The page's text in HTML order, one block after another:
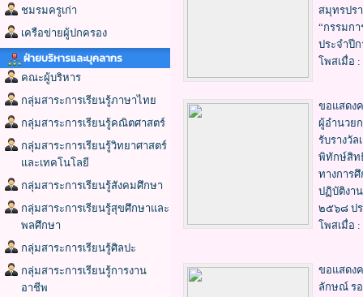
ชมรมครูเก่า
เครือข่ายผู้ปกครอง
ฝ่ายบริหารและบุคลากร
คณะผู้บริหาร
กลุ่มสาระการเรียนรู้ภาษาไทย
กลุ่มสาระการเรียนรู้คณิตศาสตร์
กลุ่มสาระการเรียนรู้วิทยาศาสตร์
และเทคโนโลยี
กลุ่มสาระการเรียนรู้สังคมศึกษา
กลุ่มสาระการเรียนรู้สุขศึกษาและ
พลศึกษา
กลุ่มสาระการเรียนรู้ศิลปะ
กลุ่มสาระการเรียนรู้การงาน
อาชีพ
สมุทรปร
“กรรมก
ประจำปี
โพสเมื่อ :
ขอแสดง
ผู้อำนวยก
รับรางวั
พิทักษ์สิท
ทางการ
ปฏิบัติงา
๒๕๖๘ ปร
โพสเมื่อ :
ขอแสดง
ลักษณ์ รอ